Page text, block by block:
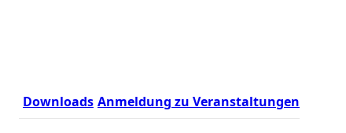
Downloads Anmeldung zu Veranstaltungen